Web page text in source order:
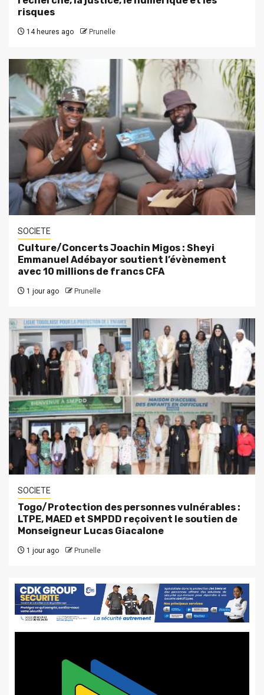
risques
14 heures ago Prunelle
SOCIETE
Culture/Concerts Joachin Migos : Sheyi
Emmanuel Adébayor soutient l’évènement
avec 10 millions de francs CFA
1 jour ago Prunelle
SOCIETE
Togo/Protection des personnes vulnérables :
LTPE, MAED et SMPDD reçoivent le soutien de
Monseigneur Lucas Giacalone
1 jour ago Prunelle